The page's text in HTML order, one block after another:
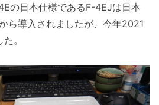
の日本仕様であるF-4EJは日本
ら導入されましたが、今年2021
。